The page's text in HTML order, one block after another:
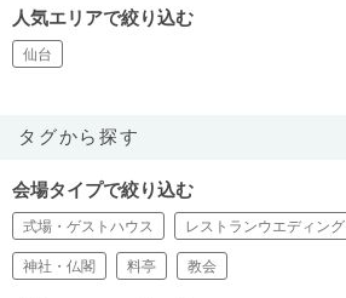
人気エリアで絞り込む
仙台
タグから探す
会場タイプで絞り込む
式場・ゲストハウス レストランウエディング
神社・仏閣 料亭 教会